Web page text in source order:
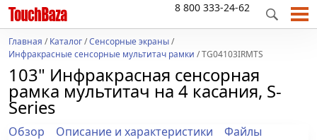
8 800 333-24-62
Главная /Каталог/Сенсорные экраны/
Инфракрасные сенсорные мультитач рамки / TG04103IRMTS
103" Инфракрасная сенсорная
рамка мультитач на 4 касания, S-
Series
Обзор Описание и характеристики
Файлы